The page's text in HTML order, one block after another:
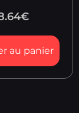
€
au panier